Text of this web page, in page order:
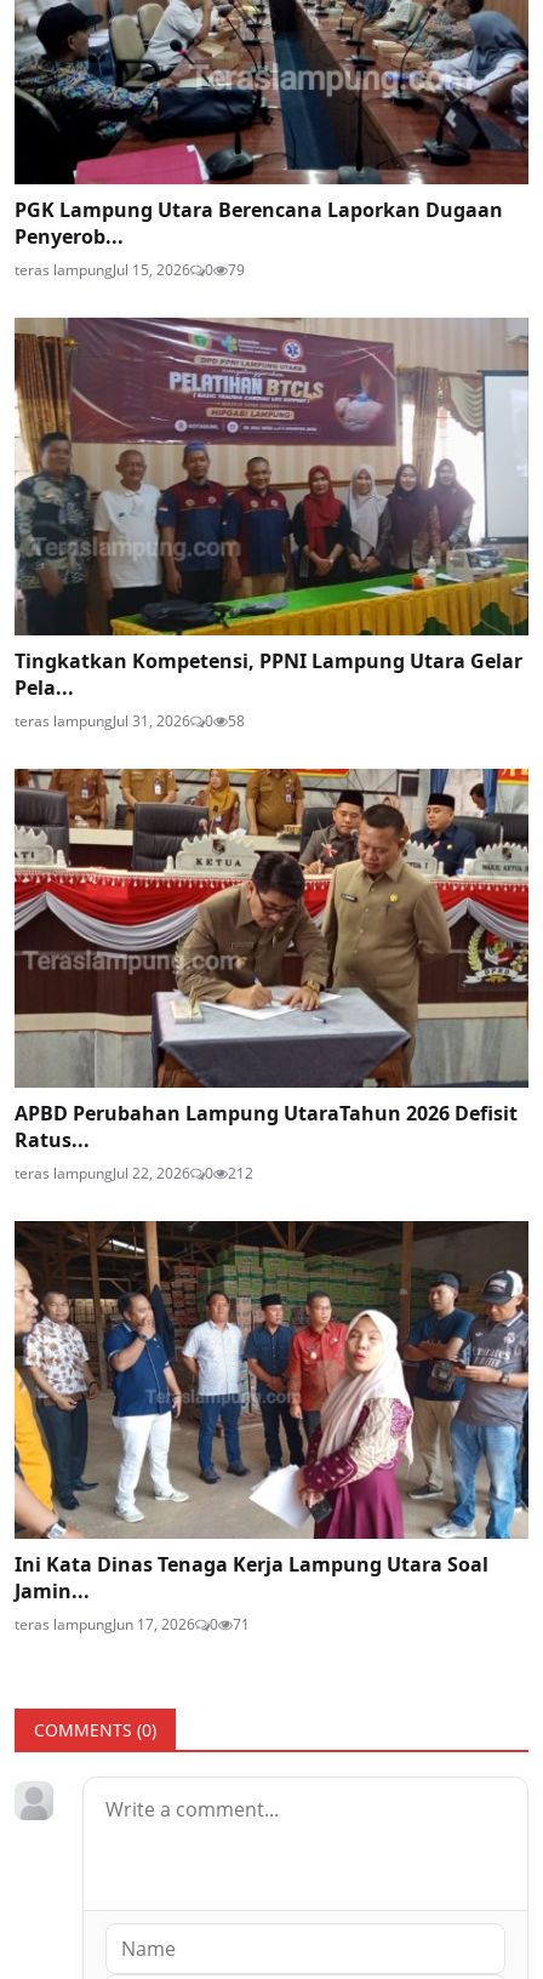
PGK Lampung Utara Berencana Laporkan Dugaan
Penyerob...
teras lampungJul 15, 2026 0 79
Tingkatkan Kompetensi, PPNI Lampung Utara Gelar
Pela...
teras lampungJul 31, 2026 0 58
APBD Perubahan Lampung UtaraTahun 2026 Defisit
Ratus...
teras lampungJul 22, 2026 0 212
Ini Kata Dinas Tenaga Kerja Lampung Utara Soal
Jamin...
teras lampungJun 17, 2026 0 71
COMMENTS (0)